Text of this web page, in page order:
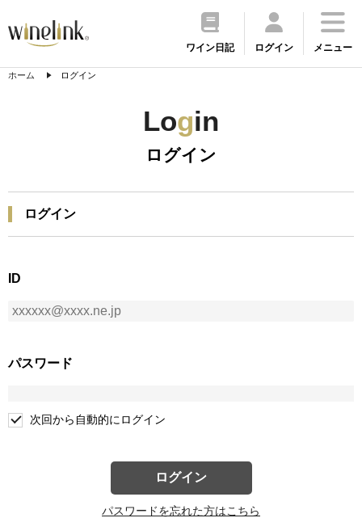
ワイン日記 ログイン メニュー
ホーム ログイン
Login
ログイン
ログイン
ID
パスワード
次回から自動的にログイン
ログイン
パスワードを忘れた方はこちら